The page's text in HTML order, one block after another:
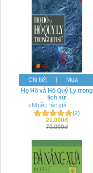
Chi tiết
Mua
Họ Hồ và Hồ Quý Ly trong
lịch sử
Nhiều tác giả
(2)
21.000đ
70.000đ